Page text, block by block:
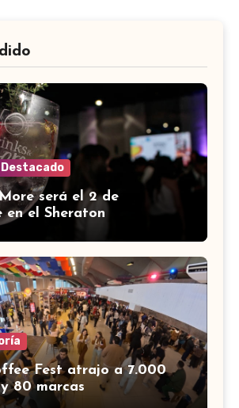
Destacado
será el 2 de
en el Sheraton
Fest atrajo a 7.000
80 marcas